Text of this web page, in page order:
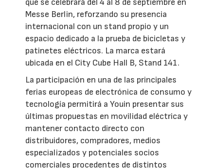
que se celebrará del 4 al 8 de septiembre en
Messe Berlin, reforzando su presencia
internacional con un stand propio y un
espacio dedicado a la prueba de bicicletas y
patinetes eléctricos. La marca estará
ubicada en el City Cube Hall B, Stand 141.
La participación en una de las principales
ferias europeas de electrónica de consumo y
tecnología permitirá a Youin presentar sus
últimas propuestas en movilidad eléctrica y
mantener contacto directo con
distribuidores, compradores, medios
especializados y potenciales socios
comerciales procedentes de distintos